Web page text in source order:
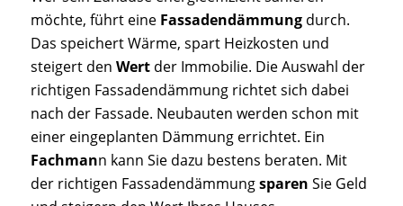
möchte, führt eine Fassadendämmungdurch.
Das speichert Wärme, spart Heizkosten und
steigert den Wertder Immobilie. Die Auswahl der
richtigen Fassadendämmung richtet sich dabei
nach der Fassade. Neubauten werden schon mit
einer eingeplanten Dämmung errichtet. Ein
Fachmann kann Sie dazu bestens beraten. Mit
der richtigen Fassadendämmungsparen Sie Geld